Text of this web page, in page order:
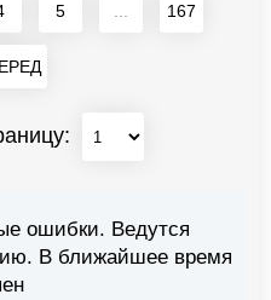
5 167
ошибки. Ведутся
В ближайшее время